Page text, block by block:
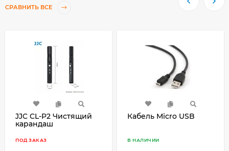
СРАВНИТЬ ВСЕ
JJC CL-P2 Чистящий
карандаш
ПОД ЗАКАЗ
Кабель Micro USB
В НАЛИЧИИ